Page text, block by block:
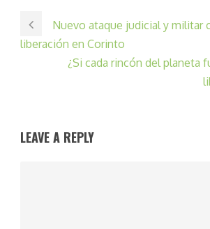
Nuevo ataque judicial y militar
liberación en Corinto
¿Si cada rincón del planeta
LEAVE A REPLY